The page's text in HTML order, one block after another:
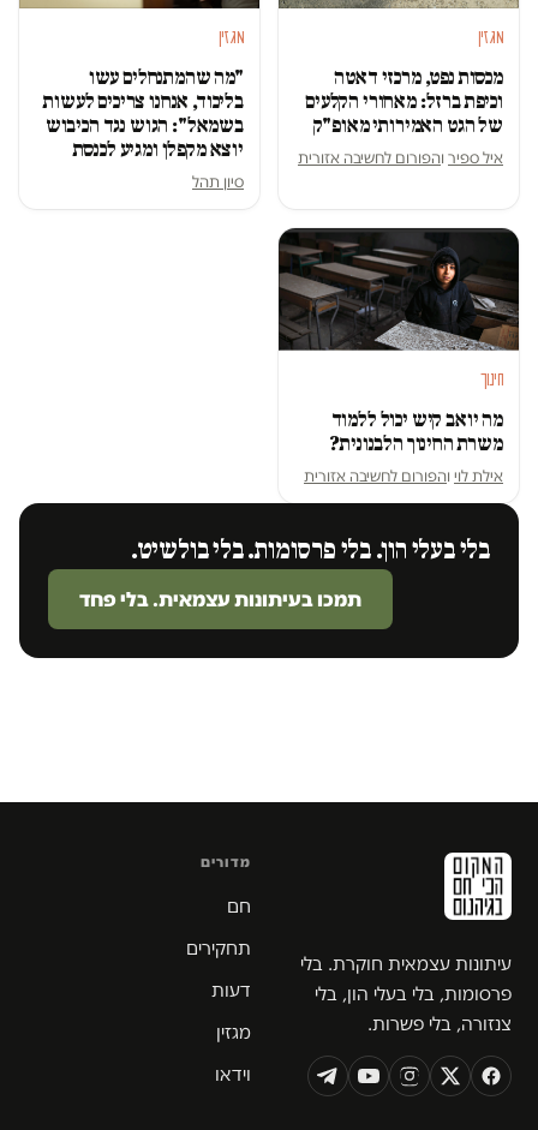
מגזין
מכסות נפט, מרכזי דאטה
וכיפת ברזל: מאחורי הקלעים
של הגט האמירותי מאופ"ק
איל ספיר והפורום לחשיבה אזורית
מגזין
"מה שהמתנחלים עשו
בליכוד, אנחנו צריכים לעשות
בשמאל": הגוש נגד הכיבוש
יוצא מקפלן ומגיע לכנסת
סיון תהל
חינוך
מה יואב קיש יכול ללמוד
משרת החינוך הלבנונית?
אילת לוי והפורום לחשיבה אזורית
בלי בעלי הון. בלי פרסומות. בלי בולשיט.
תמכו בעיתונות עצמאית. בלי פחד
עיתונות עצמאית חוקרת. בלי
פרסומות, בלי בעלי הון, בלי
צנזורה, בלי פשרות.
מדורים
חם
תחקירים
דעות
מגזין
וידאו